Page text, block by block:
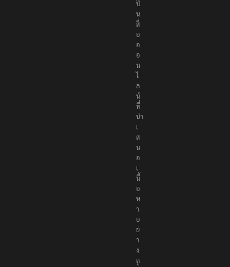
s
เ
ป็
น
สื่
อ
อ
อ
น
ไ
ล
น์
ที่
นำ
เ
ส
น
อ
เ
นื้
อ
ห
า
อ
ย่
า